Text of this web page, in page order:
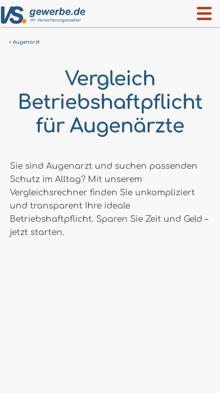
Augenarzt
Vergleich
Betriebshaftpflicht
für Augenärzte
Sie sind Augenarzt und suchen passenden
Schutz im Alltag? Mit unserem
Vergleichsrechner finden Sie unkompliziert
und transparent Ihre ideale
Betriebshaftpflicht. Sparen Sie Zeit und Geld –
jetzt starten.